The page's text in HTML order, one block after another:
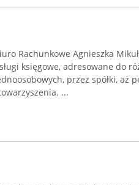
Rachunkowe Agnieszka
księgowe, adresowane do
przez spółki, aż
...